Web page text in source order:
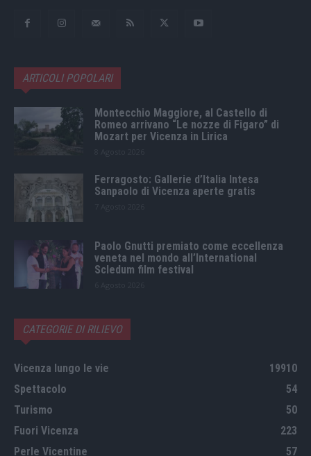
ARTICOLI POPOLARI
Montecchio Maggiore, al Castello di
Romeo arrivano “Le nozze di Figaro” di
Mozart per Vicenza in Lirica
Ferragosto: Gallerie d’Italia Intesa
Sanpaolo di Vicenza aperte gratis
Paolo Gnutti premiato come eccellenza
veneta nel mondo all’International
Scledum film festival
CATEGORIE DI RILIEVO
Vicenza lungo le vie
19910
Spettacolo
54
Turismo
50
Fuori Vicenza
223
Perle Vicentine
57